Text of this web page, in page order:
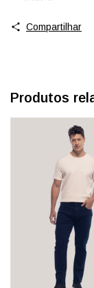
Compartilhar
Produtos